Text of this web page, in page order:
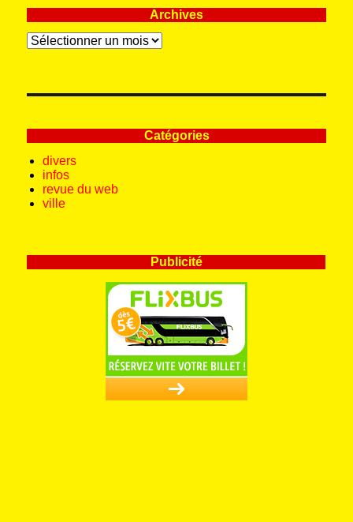
Archives
Archives
Catégories
divers
infos
revue du web
ville